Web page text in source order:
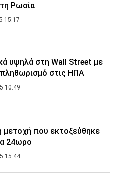
Ρωσία
15:17
υψηλά στη Wall Street με
στις ΗΠΑ
10:49
μετοχή που εκτοξεύθηκε
24ωρο
15:44